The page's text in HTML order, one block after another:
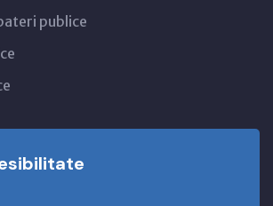
publice